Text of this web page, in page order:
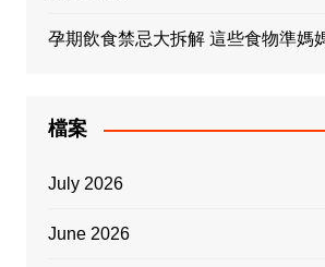
孕期飲食禁忌大拆解 這些食物準媽
檔案
July 2026
June 2026